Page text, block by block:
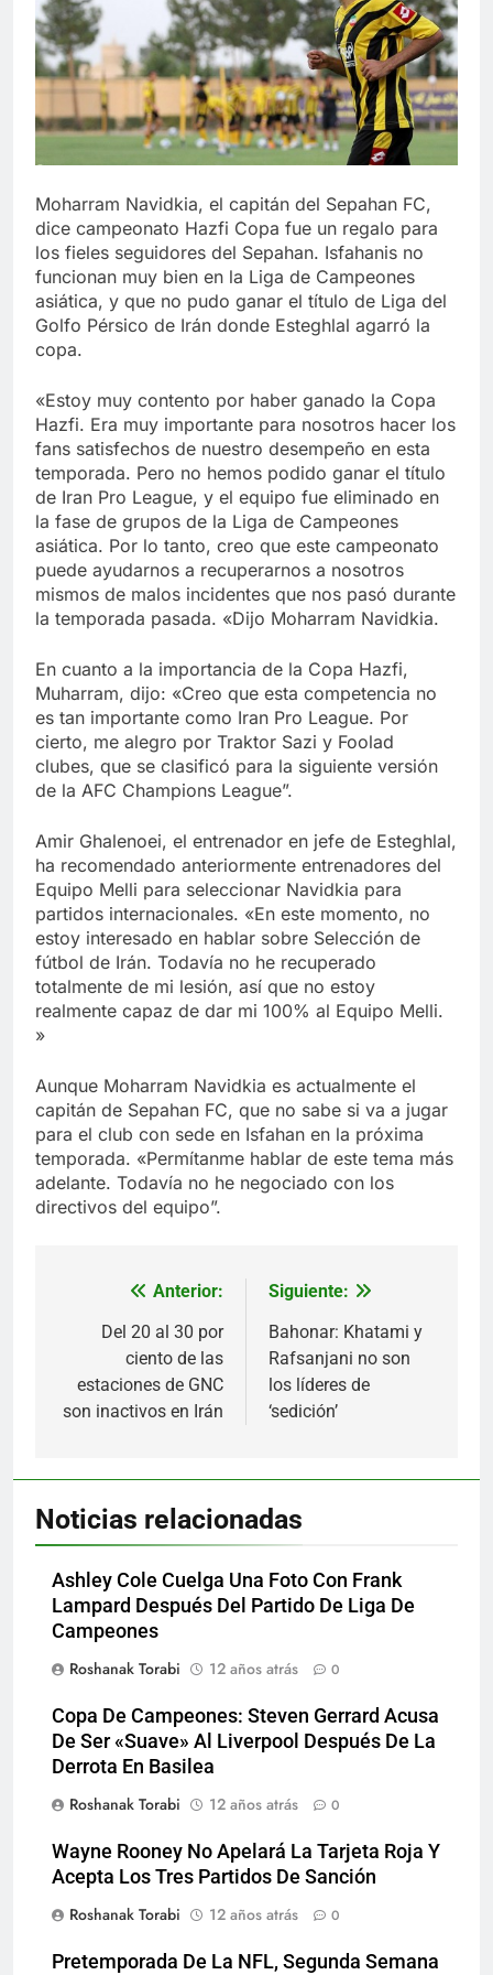
Libre
Crucero en México te
lleva a lugares
paranormales con
binoculares de visión
nocturna y reuniones de
secuestrados
7 Años Atrás
La Inteligencia Artificial
deepfake de Samsung
fabrica un clip de
movimiento desde una
sola foto
7 Años Atrás
Moharram Navidkia, el capitán del Sepahan FC,
dice campeonato Hazfi Copa fue un regalo para
los fieles seguidores del Sepahan. Isfahanis no
funcionan muy bien en la Liga de Campeones
asiática, y que no pudo ganar el título de Liga del
Golfo Pérsico de Irán donde Esteghlal agarró la
copa.
«Estoy muy contento por haber ganado la Copa
Hazfi. Era muy importante para nosotros hacer los
fans satisfechos de nuestro desempeño en esta
temporada. Pero no hemos podido ganar el título
de Iran Pro League, y el equipo fue eliminado en
la fase de grupos de la Liga de Campeones
asiática. Por lo tanto, creo que este campeonato
puede ayudarnos a recuperarnos a nosotros
mismos de malos incidentes que nos pasó durante
la temporada pasada. «Dijo Moharram Navidkia.
En cuanto a la importancia de la Copa Hazfi,
Muharram, dijo: «Creo que esta competencia no
es tan importante como Iran Pro League. Por
cierto, me alegro por Traktor Sazi y Foolad
clubes, que se clasificó para la siguiente versión
de la AFC Champions League”.
Amir Ghalenoei, el entrenador en jefe de Esteghlal,
ha recomendado anteriormente entrenadores del
Equipo Melli para seleccionar Navidkia para
partidos internacionales. «En este momento, no
estoy interesado en hablar sobre Selección de
fútbol de Irán. Todavía no he recuperado
totalmente de mi lesión, así que no estoy
realmente capaz de dar mi 100% al Equipo Melli.
»
Aunque Moharram Navidkia es actualmente el
capitán de Sepahan FC, que no sabe si va a jugar
para el club con sede en Isfahan en la próxima
temporada. «Permítanme hablar de este tema más
adelante. Todavía no he negociado con los
directivos del equipo”.
Navegación
entradas
Anterior:
Del 20 al 30 por
ciento de las
estaciones de GNC
son inactivos en Irán
Siguiente:
Bahonar: Khatami y
Rafsanjani no son
los líderes de
‘sedición’
Noticias relacionadas
Ashley Cole Cuelga Una Foto Con Frank
Lampard Después Del Partido De Liga De
Campeones
Roshanak Torabi
12 años atrás 0
Copa De Campeones: Steven Gerrard Acusa
De Ser «Suave» Al Liverpool Después De La
Derrota En Basilea
Roshanak Torabi
12 años atrás 0
Wayne Rooney No Apelará La Tarjeta Roja Y
Acepta Los Tres Partidos De Sanción
Roshanak Torabi
12 años atrás 0
Pretemporada De La NFL, Segunda Semana